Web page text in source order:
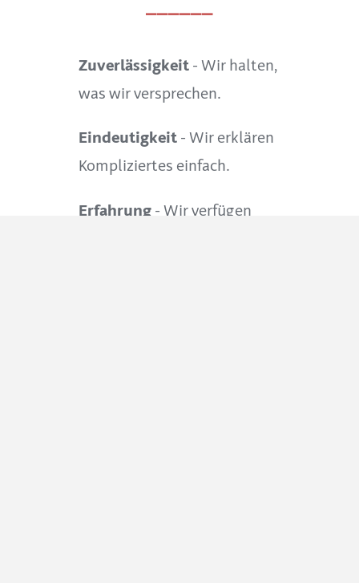
Zuverlässigkeit - Wir halten,
was wir versprechen.
Eindeutigkeit - Wir erklären
Kompliziertes einfach.
Erfahrung - Wir verfügen